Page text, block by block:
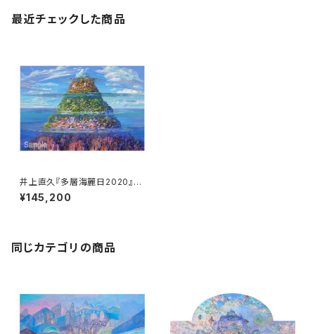
最近チェックした商品
井上直久『多層海麗日2020』版
画
¥145,200
同じカテゴリの商品